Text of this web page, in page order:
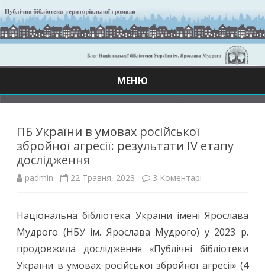
МЕНЮ
ПБ України в умовах російської
збройної агресії: результати IV етапу
дослідження
padmin 22 Травня, 2023 3 Коментарі
України
в
умовах
Національна бібліотека України імені Ярослава
Мудрого (НБУ ім. Ярослава Мудрого) у 2023 р.
продовжила дослідження «Публічні бібліотеки
України в умовах російської збройної агресії» (4